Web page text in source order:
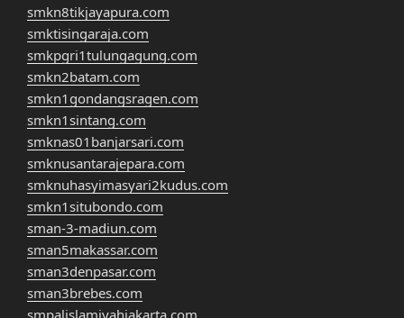
smkn8tikjayapura.com
smktisingaraja.com
smkpgri1tulungagung.com
smkn2batam.com
smkn1gondangsragen.com
smkn1sintang.com
smknas01banjarsari.com
smknusantarajepara.com
smknuhasyimasyari2kudus.com
smkn1situbondo.com
sman-3-madiun.com
sman5makassar.com
sman3denpasar.com
sman3brebes.com